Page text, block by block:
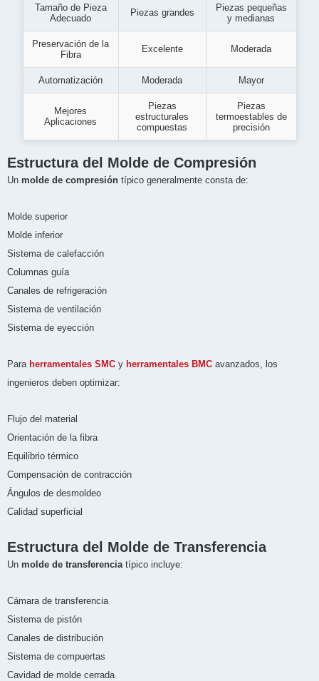
Tamaño de Pieza
Adecuado
Piezas grandes
Piezas pequeñas
y medianas
Preservación de la
Fibra
Excelente Moderada
Automatización Moderada Mayor
Mejores
Aplicaciones
Piezas
estructurales
compuestas
Piezas
termoestables de
precisión
Estructura del Molde de Compresión
Un molde de compresión típico generalmente consta de:
Molde superior
Molde inferior
Sistema de calefacción
Columnas guía
Canales de refrigeración
Sistema de ventilación
Sistema de eyección
Para herramentales SMC y herramentales BMC avanzados, los
ingenieros deben optimizar:
Flujo del material
Orientación de la fibra
Equilibrio térmico
Compensación de contracción
Ángulos de desmoldeo
Calidad superficial
Estructura del Molde de Transferencia
Un molde de transferencia típico incluye:
Cámara de transferencia
Sistema de pistón
Canales de distribución
Sistema de compuertas
Cavidad de molde cerrada